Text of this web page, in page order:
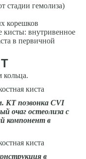
стадии гемолиза)
корешков
кисты: внутривенное
в первичной
кольца.
КТ позвонка СVI
очаг остеолиза с
компонент в
в